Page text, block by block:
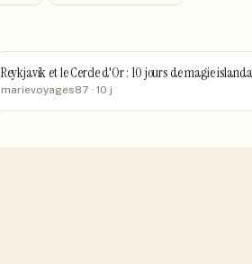
Reykjavik et le Cercle d'Or : 10 jours de magie
marievoyages87· 10 j